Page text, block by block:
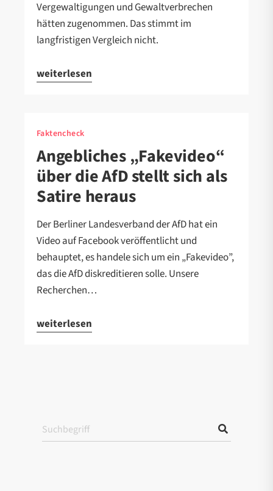
Vergewaltigungen und Gewaltverbrechen
hätten zugenommen. Das stimmt im
langfristigen Vergleich nicht.
weiterlesen
Faktencheck
Angebliches „Fakevideo“
über die AfD stellt sich als
Satire heraus
Der Berliner Landesverband der AfD hat ein
Video auf Facebook veröffentlicht und
behauptet, es handele sich um ein „Fakevideo”,
das die AfD diskreditieren solle. Unsere
Recherchen…
weiterlesen